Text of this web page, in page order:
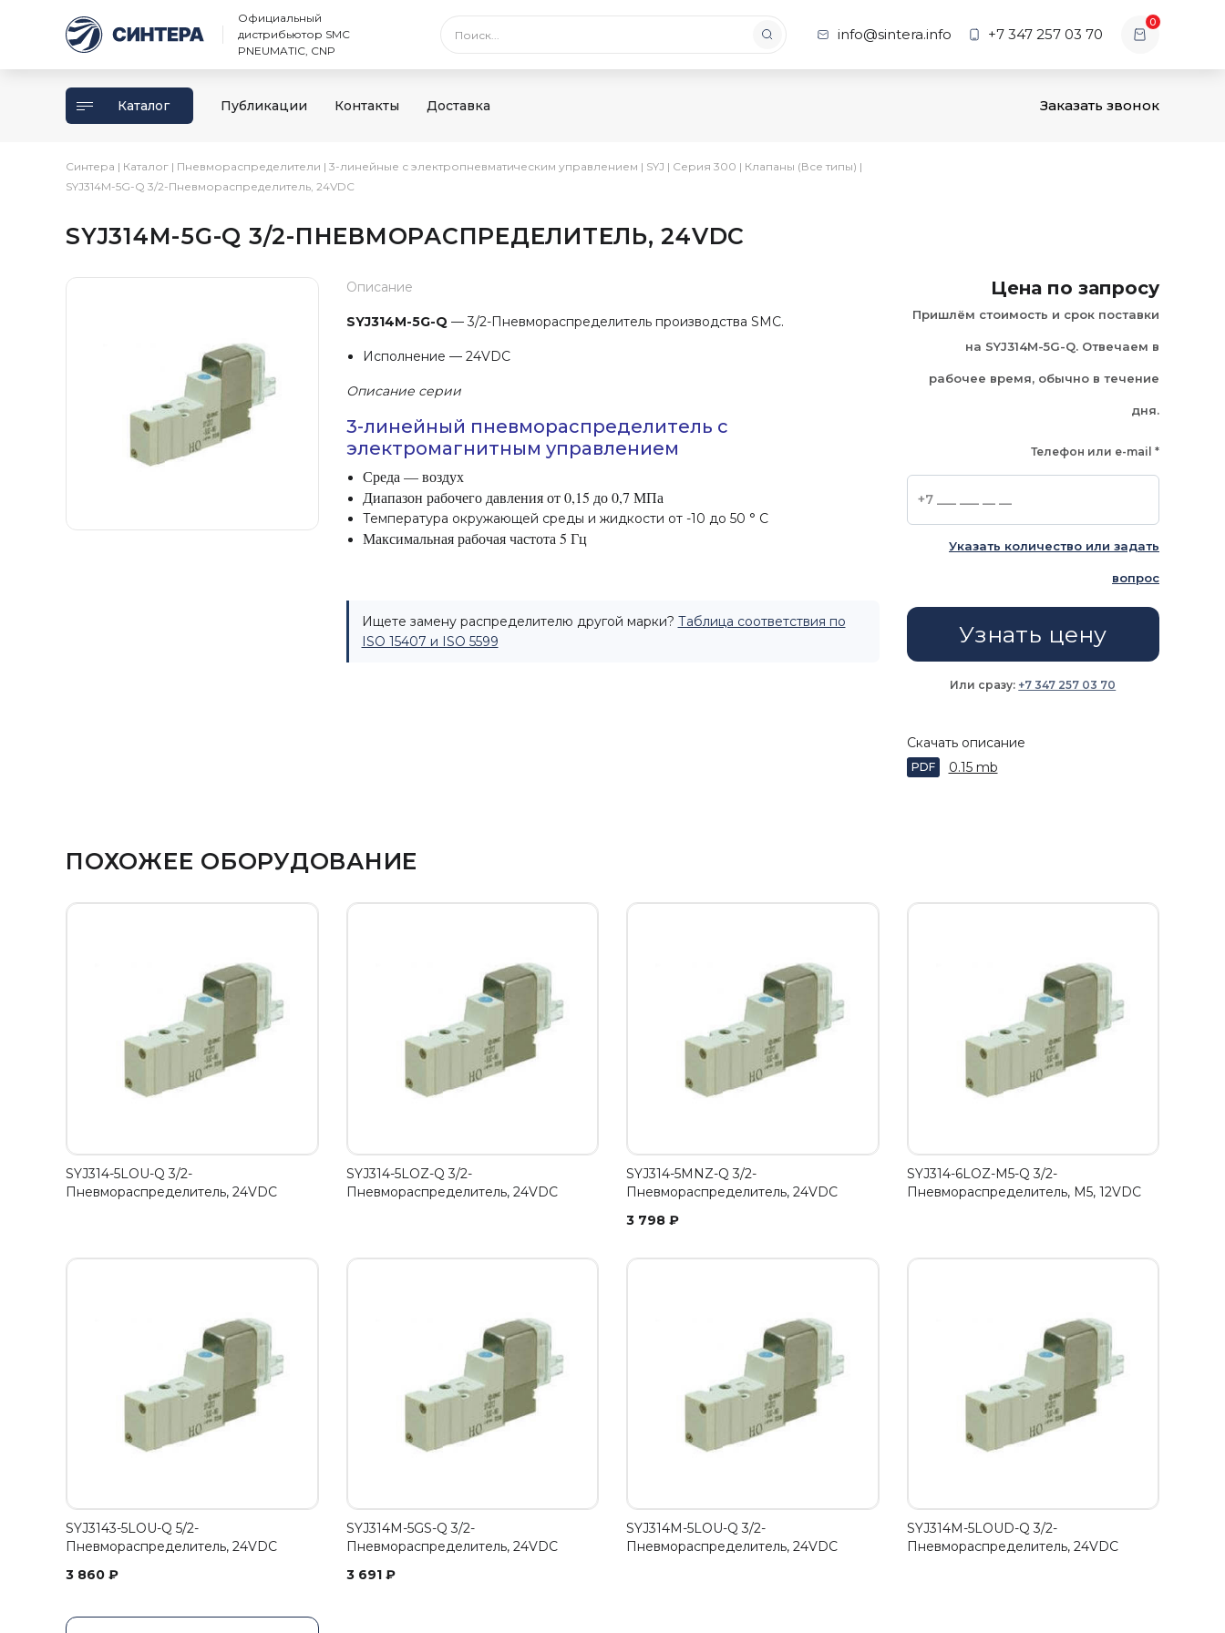
Официальный
дистрибьютор SMC
PNEUMATIC, CNP
info@sintera.info +7 347 257 03 70
0
Каталог Публикации Контакты Доставка Заказать звонок
Синтера | Каталог | Пневмораспределители | 3-линейные с электропневматическим управлением | SYJ | Серия 300 | Клапаны (Все типы) |
SYJ314M-5G-Q 3/2-Пневмораспределитель, 24VDC
SYJ314M-5G-Q 3/2-ПНЕВМОРАСПРЕДЕЛИТЕЛЬ, 24VDC
Описание
SYJ314M-5G-Q — 3/2-Пневмораспределитель производства SMC.
Исполнение — 24VDC
Описание серии
3-линейный пневмораспределитель с
электромагнитным управлением
Среда — воздух
Диапазон рабочего давления от 0,15 до 0,7 МПа
Температура окружающей среды и жидкости от -10 до 50 ° C
Максимальная рабочая частота 5 Гц
Ищете замену распределителю другой марки? Таблица соответствия по
ISO 15407 и ISO 5599
Цена по запросу
Пришлём стоимость и срок поставки
на SYJ314M-5G-Q. Отвечаем в
рабочее время, обычно в течение
дня.
Телефон или e-mail *
Указать количество или задать
вопрос
Узнать цену
Или сразу: +7 347 257 03 70
Скачать описание
PDF 0.15 mb
ПОХОЖЕЕ ОБОРУДОВАНИЕ
SYJ314-5LOU-Q 3/2-
Пневмораспределитель, 24VDC
SYJ314-5LOZ-Q 3/2-
Пневмораспределитель, 24VDC
SYJ314-5MNZ-Q 3/2-
Пневмораспределитель, 24VDC
3 798 ₽
SYJ314-6LOZ-M5-Q 3/2-
Пневмораспределитель, М5, 12VDC
SYJ3143-5LOU-Q 5/2-
Пневмораспределитель, 24VDC
3 860 ₽
SYJ314M-5GS-Q 3/2-
Пневмораспределитель, 24VDC
3 691 ₽
SYJ314M-5LOU-Q 3/2-
Пневмораспределитель, 24VDC
SYJ314M-5LOUD-Q 3/2-
Пневмораспределитель, 24VDC